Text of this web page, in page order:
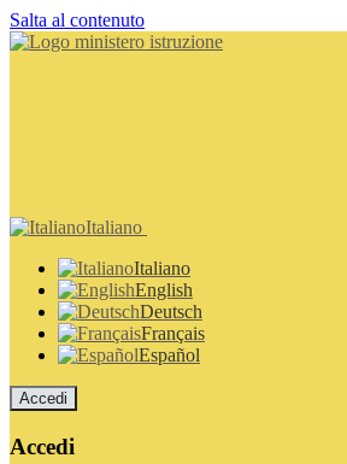
Salta al contenuto
Italiano
Italiano
English
Deutsch
Français
Español
Accedi
Accedi